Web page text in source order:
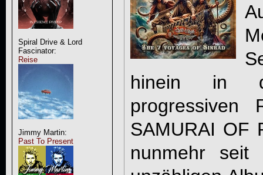
Spiral Drive & Lord
Fascinator:
Reise
Jimmy Martin:
Past To Present
hinein in
progressiven
SAMURAI OF
nunmehr seit